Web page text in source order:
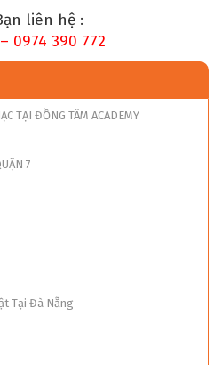
liên hệ :
0974 390 772
TẠI ĐỒNG TÂM ACADEMY
7
Tại Đà Nẵng